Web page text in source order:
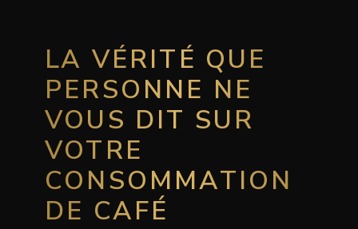
LA VÉRITÉ QUE
PERSONNE NE
VOUS DIT SUR
VOTRE
CONSOMMATION
DE CAFÉ